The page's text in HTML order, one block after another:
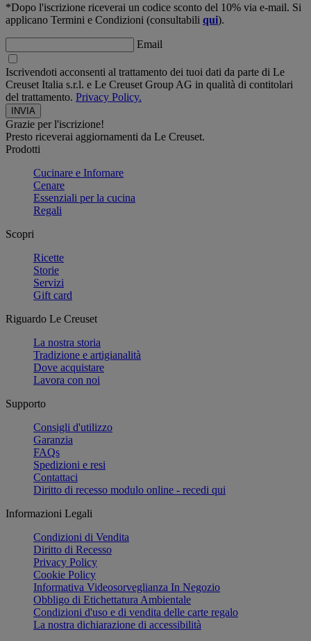
*Dopo l'iscrizione riceverai un codice sconto del 10% via e-mail. Si
applicano Termini e Condizioni (consultabili qui).
Email
Iscrivendoti acconsenti al trattamento dei tuoi dati da parte di Le
Creuset Italia s.r.l. e Le Creuset Group AG in qualità di contitolari
del trattamento. Privacy Policy.
Grazie per l'iscrizione!
Presto riceverai aggiornamenti da Le Creuset.
Prodotti
Cucinare e Infornare
Cenare
Essenziali per la cucina
Regali
Scopri
Ricette
Storie
Servizi
Gift card
Riguardo Le Creuset
La nostra storia
Tradizione e artigianalità
Dove acquistare
Lavora con noi
Supporto
Consigli d'utilizzo
Garanzia
FAQs
Spedizioni e resi
Contattaci
Diritto di recesso modulo online - recedi qui
Informazioni Legali
Condizioni di Vendita
Diritto di Recesso
Privacy Policy
Cookie Policy
Informativa Videosorveglianza In Negozio
Obbligo di Etichettatura Ambientale
Condizioni d'uso e di vendita delle carte regalo
La nostra dichiarazione di accessibilità